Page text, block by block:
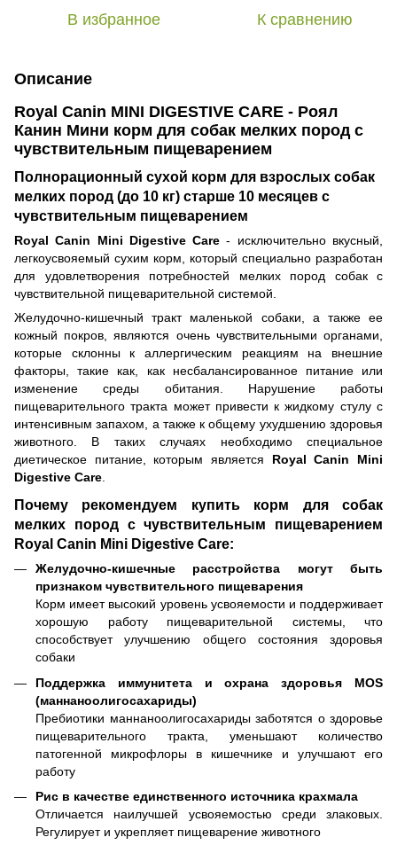
В избранное К сравнению
Описание
Royal Canin MINI DIGESTIVE CARE - Роял
Канин Мини корм для собак мелких пород с
чувствительным пищеварением
Полнорационный сухой корм для взрослых собак
мелких пород (до 10 кг) старше 10 месяцев с
чувствительным пищеварением
Royal Canin Mini Digestive Care - исключительно вкусный,
легкоусвояемый сухим корм, который специально разработан
для удовлетворения потребностей мелких пород собак с
чувствительной пищеварительной системой.
Желудочно-кишечный тракт маленькой собаки, а также ее
кожный покров, являются очень чувствительными органами,
которые склонны к аллергическим реакциям на внешние
факторы, такие как, как несбалансированное питание или
изменение среды обитания. Нарушение работы
пищеварительного тракта может привести к жидкому стулу с
интенсивным запахом, а также к общему ухудшению здоровья
животного. В таких случаях необходимо специальное
диетическое питание, которым является Royal Canin Mini
Digestive Care.
Почему рекомендуем купить корм для собак
мелких пород с чувствительным пищеварением
Royal Canin Mini Digestive Care:
Желудочно-кишечные расстройства могут быть
признаком чувствительного пищеварения
Корм имеет высокий уровень усвояемости и поддерживает
хорошую работу пищеварительной системы, что
способствует улучшению общего состояния здоровья
собаки
Поддержка иммунитета и охрана здоровья MOS
(маннаноолигосахариды)
Пребиотики маннаноолигосахариды заботятся о здоровье
пищеварительного тракта, уменьшают количество
патогенной микрофлоры в кишечнике и улучшают его
работу
Рис в качестве единственного источника крахмала
Отличается наилучшей усвояемостью среди злаковых.
Регулирует и укрепляет пищеварение животного